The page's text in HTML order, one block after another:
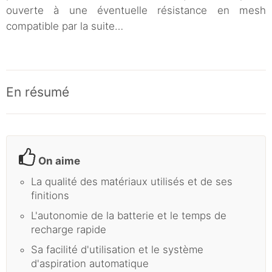
ouverte à une éventuelle résistance en mesh
compatible par la suite…
En résumé
On aime
La qualité des matériaux utilisés et de ses
finitions
L'autonomie de la batterie et le temps de
recharge rapide
Sa facilité d'utilisation et le système
d'aspiration automatique